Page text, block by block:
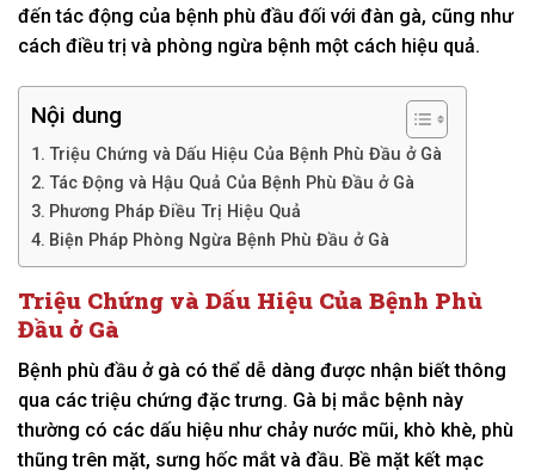
đến tác động của bệnh phù đầu đối với đàn gà, cũng như
cách điều trị và phòng ngừa bệnh một cách hiệu quả.
Nội dung
Triệu Chứng và Dấu Hiệu Của Bệnh Phù Đầu ở Gà
Tác Động và Hậu Quả Của Bệnh Phù Đầu ở Gà
Phương Pháp Điều Trị Hiệu Quả
Biện Pháp Phòng Ngừa Bệnh Phù Đầu ở Gà
Triệu Chứng và Dấu Hiệu Của Bệnh Phù
Đầu ở Gà
Bệnh phù đầu ở gà có thể dễ dàng được nhận biết thông
qua các triệu chứng đặc trưng. Gà bị mắc bệnh này
thường có các dấu hiệu như chảy nước mũi, khò khè, phù
thũng trên mặt, sưng hốc mắt và đầu. Bề mặt kết mạc